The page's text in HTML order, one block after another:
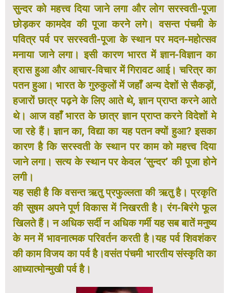
सुन्दर को महत्त्व दिया जाने लगा और लोग सरस्वती-पूजा
छोड़कर कामदेव की पूजा करने लगे। वसन्त पंचमी के
पवित्र पर्व पर सरस्वती-पूजा के स्थान पर मदन-महोत्सव
मनाया जाने लगा। इसी कारण भारत में ज्ञान-विज्ञान का
ह्रास हुआ और आचार-विचार में गिरावट आई। चरित्र का
पतन हुआ। भारत के गुरुकुलों में जहाँ अन्य देशों से सैकड़ों,
हजारों छात्र पढ़ने के लिए आते थे, ज्ञान प्राप्त करने आते
थे। आज वहाँ भारत के छात्र ज्ञान प्राप्त करने विदेशों मे
जा रहे हैं। ज्ञान का, विद्या का यह पतन क्यों हुआ? इसका
कारण है कि सरस्वती के स्थान पर काम को महत्त्व दिया
जाने लगा। सत्य के स्थान पर केवल ‘सुन्दर’ की पूजा होने
लगी।
यह सही है कि वसन्त ऋतु प्रफुल्लता की ऋतु है। प्रकृति
की सुषम अपने पूर्ण विकास में निखरती है। रंग-बिरंगे फूल
खिलते हैं। न अधिक सर्दी न अधिक गर्मी यह सब बातें मनुष्य
के मन में भावनात्मक परिवर्तन करती है।यह पर्व शिवशंकर
की काम विजय का पर्व है।वसंत पंचमी भारतीय संस्कृति का
आध्यात्मोन्मुखी पर्व है।